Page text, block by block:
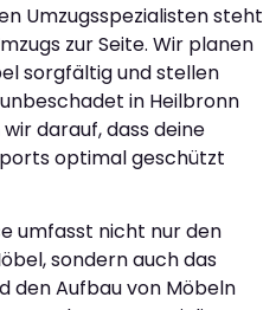
Umzugsspezialisten steht
zur Seite. Wir planen
sorgfältig und stellen
in Heilbronn
darauf, dass deine
optimal geschützt
umfasst nicht nur den
sondern auch das
den Aufbau von Möbeln